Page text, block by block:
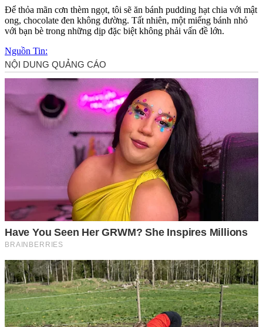
Để thỏ‌a mã‌n cơn thèm ngọt, tôi sẽ ăn bánh pudding hạt chia với mật
ong, chocolate đen không đường. Tất nhiên, một miếng bánh nhỏ
với bạn bè trong những dịp đặc biệt không phải vấn đề lớn.
Nguồn Tin: